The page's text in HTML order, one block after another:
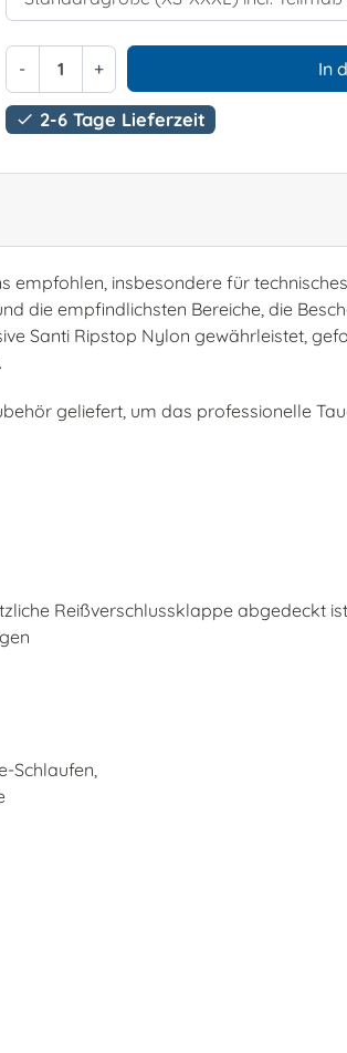
- + In
 2-6 Tage Lieferzeit
empfohlen, insbesondere für
die empfindlichsten Bereiche, die
Santi Ripstop Nylon gewährleistet,
geliefert, um das professionelle
Reißverschlussklappe abgedeckt ist
Schlaufen,